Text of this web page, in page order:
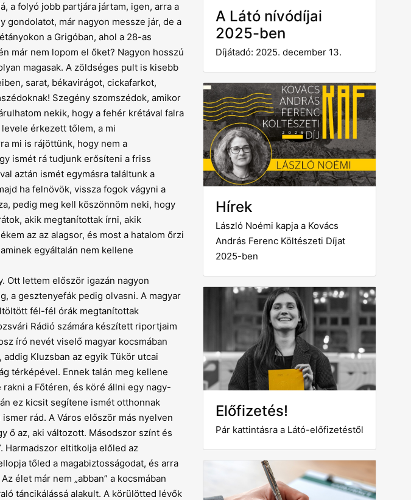
a folyó jobb partjára jártam, igen, arra a
gondolatot, már nagyon messze jár, de a
a Grigóban, ahol a 28-as
már nem lopom el őket? Nagyon hosszú
magasak. A zöldséges pult is kisebb
sarat, békavirágot, cickafarkot,
Szegény szomszédok, amikor
nekik, hogy a fehér krétával falra
érkezett tőlem, a mi
mi is rájöttünk, hogy nem a
ismét rá tudjunk erősíteni a friss
aztán ismét egymásra találtunk a
ha felnövök, vissza fogok vágyni a
pedig meg kell köszönnöm neki, hogy
akik megtanítottak írni, akik
az az alagsor, és most a hatalom őrzi
egyáltalán nem kellene
Ott lettem először igazán nagyon
a gesztenyefák pedig olvasni. A magyar
fél-fél órák megtanítottak
Rádió számára készített riportjaim
író nevét viselő magyar kocsmában
Kluzsban az egyik Tükör utcai
térképével. Ennek talán meg kellene
a Főtéren, és köré állni egy nagy-
ez kicsit segítene ismét otthonnak
rád. A Város először más nyelven
ő az, aki változott. Másodszor színt és
Harmadszor eltitkolja előled az
tőled a magabiztosságodat, és arra
élet már nem „abban” a kocsmában
táncikálássá alakult. A körülötted lévők
A Látó nívódíjai
2025-ben
Díjátadó: 2025. december 13.
Hírek
László Noémi kapja a Kovács
András Ferenc Költészeti Díjat
2025-ben
Előfizetés!
Pár kattintásra a Látó-előfizetéstől